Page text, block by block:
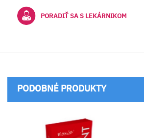
PORADIŤ SA S LEKÁRNIKOM
PODOBNÉ PRODUKTY